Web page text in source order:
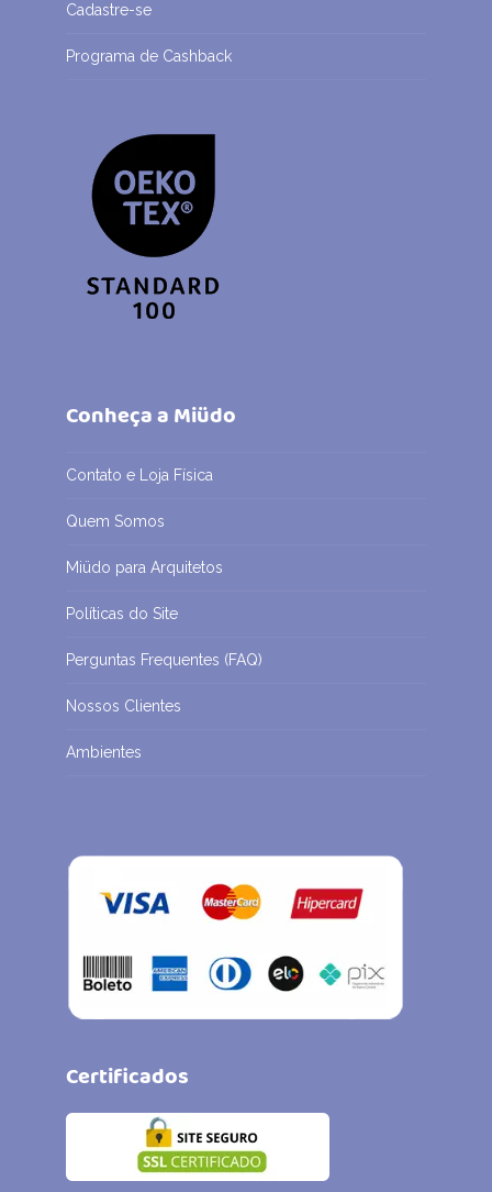
Cadastre-se
Programa de Cashback
Conheça a Miüdo
Contato e Loja Física
Quem Somos
Miüdo para Arquitetos
Políticas do Site
Perguntas Frequentes (FAQ)
Nossos Clientes
Ambientes
Certificados